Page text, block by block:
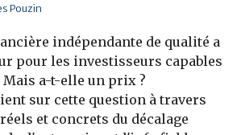
Pouzin
indépendante de qualité a
pour les investisseurs capables
a-t-elle un prix ?
sur cette question à travers
et concrets du décalage